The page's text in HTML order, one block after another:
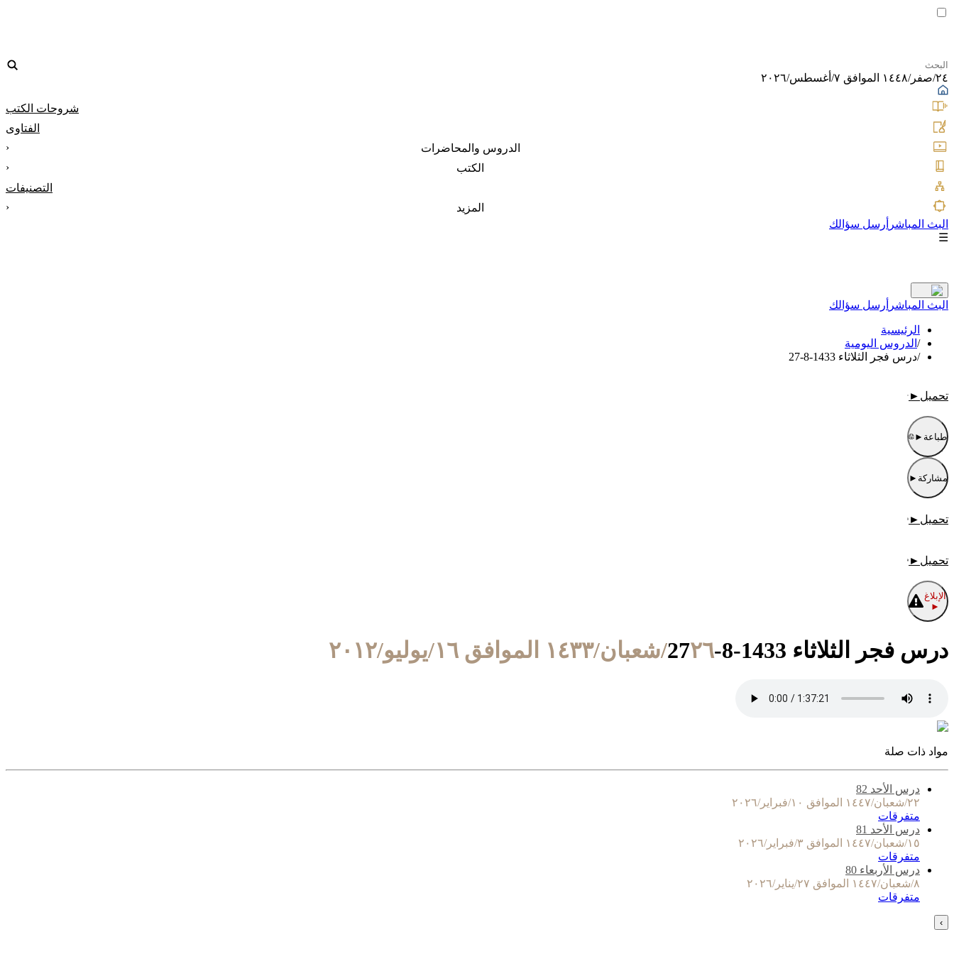
٢٤/صفر/١٤٤٨ الموافق ٧/أغسطس/٢٠٢٦
شروحات الكتب
الفتاوى
الدروس والمحاضرات
‹
الكتب
‹
التصنيفات
المزيد
‹
البث المباشر أرسل سؤالك
☰
البث المباشر أرسل سؤالك
الرئيسية
/ الدروس اليومية
/درس فجر الثلاثاء 1433-8-27
تحميل ►
طباعة ►
مشاركة ►
تحميل ►
تحميل ►
الإبلاغ
►
درس فجر الثلاثاء 1433-8-27 ٢٦/شعبان/١٤٣٣ الموافق ١٦/يوليو/٢٠١٢
مواد ذات صلة
درس الأحد 82
٢٢/شعبان/١٤٤٧ الموافق ١٠/فبراير/٢٠٢٦
متفرقات
درس الأحد 81
١٥/شعبان/١٤٤٧ الموافق ٣/فبراير/٢٠٢٦
متفرقات
درس الأربعاء 80
٨/شعبان/١٤٤٧ الموافق ٢٧/يناير/٢٠٢٦
متفرقات
›